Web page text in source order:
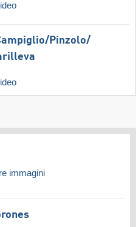
​Pinzolo/​
immagini